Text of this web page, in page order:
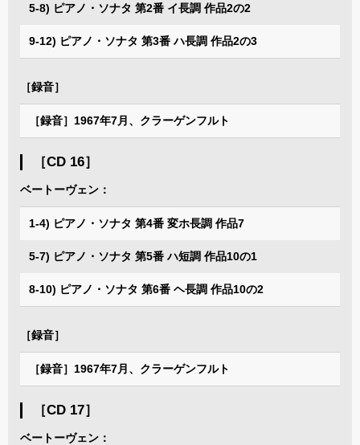
5-8) ピアノ・ソナタ 第2番 イ長調 作品2の2
9-12) ピアノ・ソナタ 第3番 ハ長調 作品2の3
［録音］
［録音］1967年7月、クラーゲンフルト
［CD 16］
ベートーヴェン：
1-4) ピアノ・ソナタ 第4番 変ホ長調 作品7
5-7) ピアノ・ソナタ 第5番 ハ短調 作品10の1
8-10) ピアノ・ソナタ 第6番 ヘ長調 作品10の2
［録音］
［録音］1967年7月、クラーゲンフルト
［CD 17］
ベートーヴェン：